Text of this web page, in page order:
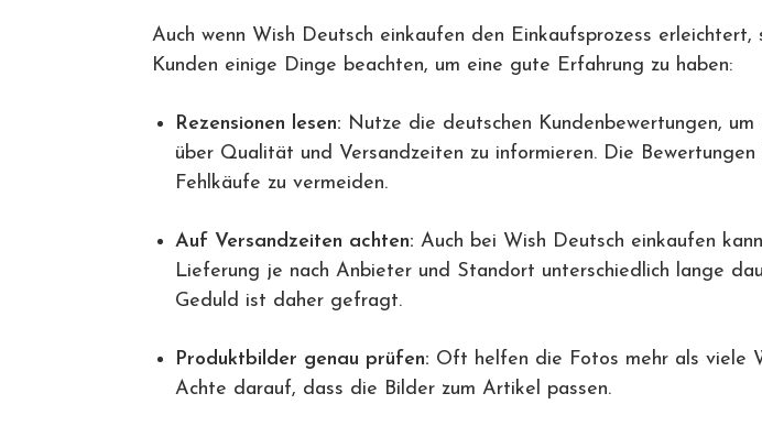
Auch wenn Wish Deutsch einkaufen den Einkaufsprozess erleichtert,
Kunden einige Dinge beachten, um eine gute Erfahrung zu haben:
Rezensionen lesen: Nutze die deutschen Kundenbewertungen, um
über Qualität und Versandzeiten zu informieren. Die Bewertungen
Fehlkäufe zu vermeiden.
Auf Versandzeiten achten: Auch bei Wish Deutsch einkaufen
Lieferung je nach Anbieter und Standort unterschiedlich lange
Geduld ist daher gefragt.
Produktbilder genau prüfen: Oft helfen die Fotos mehr als viele
Achte darauf, dass die Bilder zum Artikel passen.